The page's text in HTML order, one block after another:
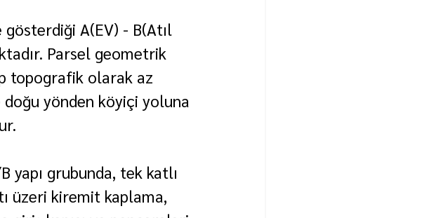
A(EV) - B(Atıl
Parsel geometrik
topografik olarak az
doğu yönden köyiçi yoluna
yapı grubunda, tek katlı
üzeri kiremit kaplama,